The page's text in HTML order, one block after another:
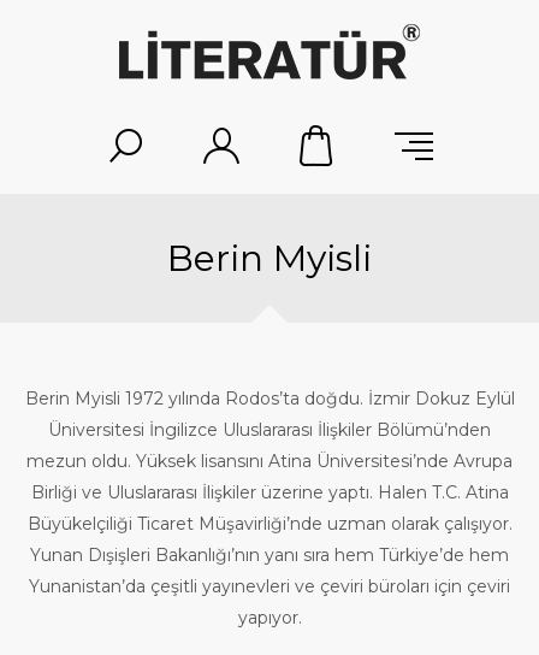
Berin Myisli
Berin Myisli 1972 yılında Rodos’ta doğdu. İzmir Dokuz Eylül
Üniversitesi İngilizce Uluslararası İlişkiler Bölümü’nden
mezun oldu. Yüksek lisansını Atina Üniversitesi’nde Avrupa
Birliği ve Uluslararası İlişkiler üzerine yaptı. Halen T.C. Atina
Büyükelçiliği Ticaret Müşavirliği’nde uzman olarak çalışıyor.
Yunan Dışişleri Bakanlığı’nın yanı sıra hem Türkiye’de hem
Yunanistan’da çeşitli yayınevleri ve çeviri büroları için çeviri
yapıyor.